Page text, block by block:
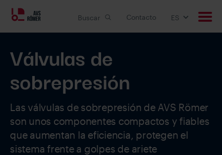
Buscar Contacto ES
Aplicaciones
Soluciones personalizadas
Downloads
Válvulas de
sobrepresión
Las válvulas de sobrepresión de AVS Römer
son unos componentes compactos y fiables
que aumentan la eficiencia, protegen el
sistema frente a golpes de ariete